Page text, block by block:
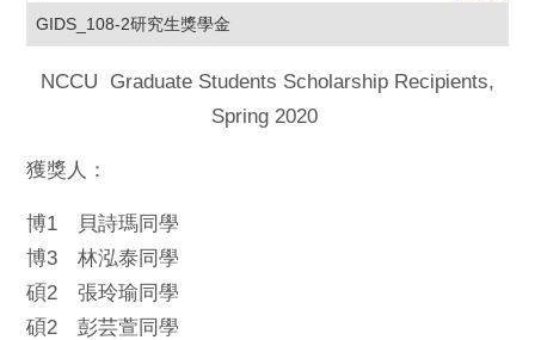
GIDS_108-2研究生獎學金
NCCU Graduate Students Scholarship Recipients,
Spring 2020
獲獎人：
博1 貝詩瑪同學
博3 林泓泰同學
碩2 張玲瑜同學
碩2 彭芸萱同學